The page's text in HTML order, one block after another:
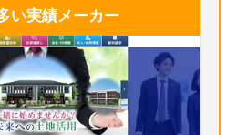
い実績メーカー